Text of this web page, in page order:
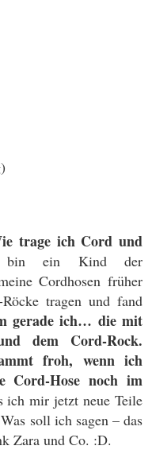
trage ich Cord und
ein Kind der
Cordhosen früher
tragen und fand
gerade ich… die mit
dem Cord-Rock.
froh, wenn ich
Cord-Hose noch im
ich mir jetzt neue Teile
soll ich sagen – das
Zara und Co. :D.